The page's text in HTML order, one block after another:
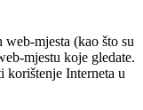
mjesta (kao što su
mjestu koje gledate.
korištenje Interneta u